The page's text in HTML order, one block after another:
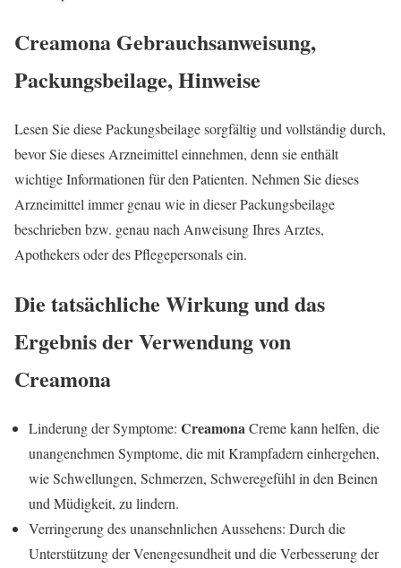
Creamona Gebrauchsanweisung,
Packungsbeilage, Hinweise
Lesen Sie diese Packungsbeilage sorgfältig und vollständig durch,
bevor Sie dieses Arzneimittel einnehmen, denn sie enthält
wichtige Informationen für den Patienten. Nehmen Sie dieses
Arzneimittel immer genau wie in dieser Packungsbeilage
beschrieben bzw. genau nach Anweisung Ihres Arztes,
Apothekers oder des Pflegepersonals ein.
Die tatsächliche Wirkung und das
Ergebnis der Verwendung von
Creamona
Linderung der Symptome: CreamonaCreme kann helfen, die
unangenehmen Symptome, die mit Krampfadern einhergehen,
wie Schwellungen, Schmerzen, Schweregefühl in den Beinen
und Müdigkeit, zu lindern.
Verringerung des unansehnlichen Aussehens: Durch die
Unterstützung der Venengesundheit und die Verbesserung der